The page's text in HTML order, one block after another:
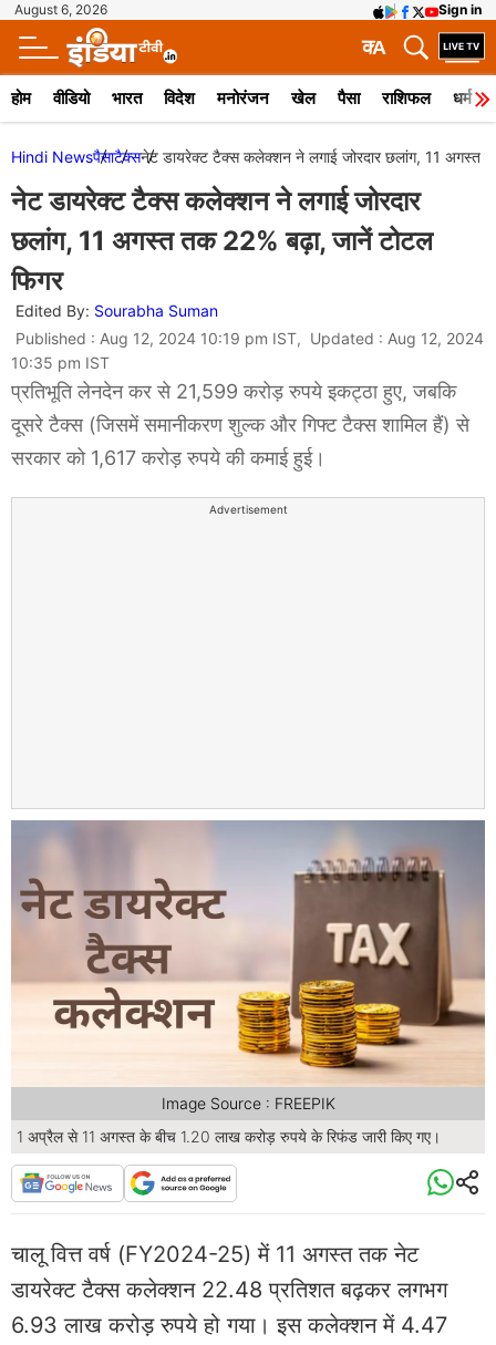
August 6, 2026 Sign in
A
क
होम वीडियो भारत विदेश मनोरंजन खेल पैसा राशिफल धर्म
Hindi Newsपैसाटैक्सनेट डायरेक्ट टैक्स कलेक्शन ने लगाई जोरदार छलांग, 11 अगस्त
नेट डायरेक्ट टैक्स कलेक्शन ने लगाई जोरदार
छलांग, 11 अगस्त तक 22% बढ़ा, जानें टोटल
फिगर
Edited By: Sourabha Suman
Published : Aug 12, 2024 10:19 pm IST, Updated : Aug 12, 2024
10:35 pm IST
प्रतिभूति लेनदेन कर से 21,599 करोड़ रुपये इकट्ठा हुए, जबकि
दूसरे टैक्स (जिसमें समानीकरण शुल्क और गिफ्ट टैक्स शामिल हैं) से
सरकार को 1,617 करोड़ रुपये की कमाई हुई।
Advertisement
1 अप्रैल से 11 अगस्त के बीच 1.20 लाख करोड़ रुपये के रिफंड जारी किए गए।
Image Source : FREEPIK
चालू वित्त वर्ष (FY2024-25) में 11 अगस्त तक नेट
डायरेक्ट टैक्स कलेक्शन 22.48 प्रतिशत बढ़कर लगभग
6.93 लाख करोड़ रुपये हो गया। इस कलेक्शन में 4.47